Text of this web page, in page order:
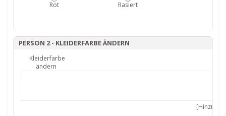
Rot Rasiert
PERSON 2 - KLEIDERFARBE ÄNDERN
Kleiderfarbe
ändern